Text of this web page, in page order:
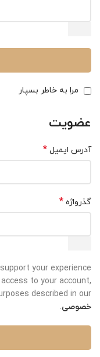
مرا به خاطر بسپار
عضویت
آدرس ایمیل *
گذرواژه *
your experience
to your account,
described in our
خصوصی.